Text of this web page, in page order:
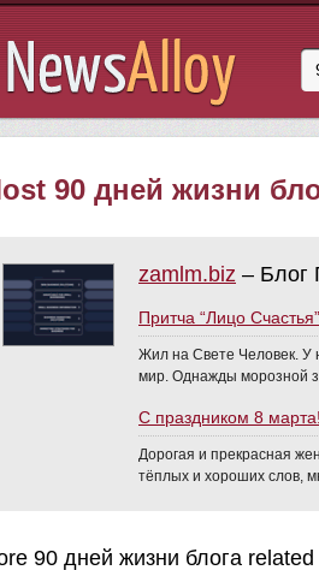
90 дней жизни
zamlm.biz – Блог
Притча “Лицо Счастья”
Жил на Свете Человек. У
мир. Однажды морозной
C праздником 8 марта!
Дорогая и прекрасная
тёплых и хороших слов,
90 дней жизни блога related